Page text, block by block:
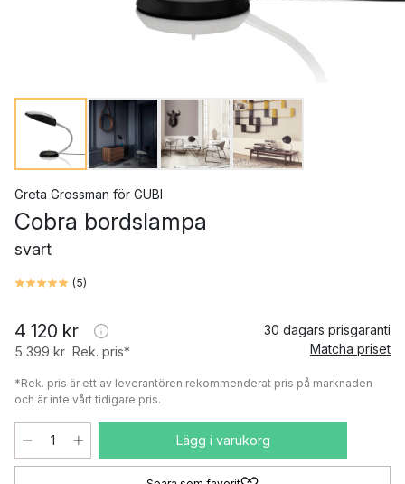
Greta Grossman för GUBI
Cobra bordslampa
svart
(5)
4 120 kr
5 399 kr Rek. pris*
30 dagars prisgaranti
Matcha priset
*Rek. pris är ett av leverantören rekommenderat pris på marknaden
och är inte vårt tidigare pris.
Lägg i varukorg